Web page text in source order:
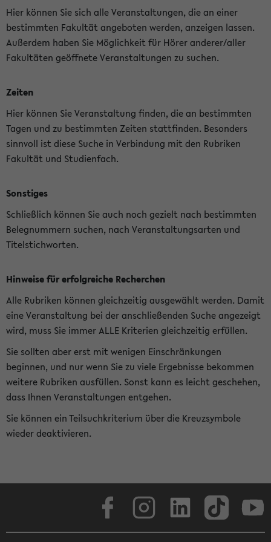
Hier können Sie sich alle Veranstaltungen, die an einer
bestimmten Fakultät angeboten werden, anzeigen lassen.
Außerdem haben Sie Möglichkeit für Hörer anderer/aller
Fakultäten geöffnete Veranstaltungen zu suchen.
Zeiten
Hier können Sie Veranstaltung finden, die an bestimmten
Tagen und zu bestimmten Zeiten stattfinden. Besonders
sinnvoll ist diese Suche in Verbindung mit den Rubriken
Fakultät und Studienfach.
Sonstiges
Schließlich können Sie auch noch gezielt nach bestimmten
Belegnummern suchen, nach Veranstaltungsarten und
Titelstichworten.
Hinweise für erfolgreiche Recherchen
Alle Rubriken können gleichzeitig ausgewählt werden. Damit
eine Veranstaltung bei der anschließenden Suche angezeigt
wird, muss Sie immer ALLE Kriterien gleichzeitig erfüllen.
Sie sollten aber erst mit wenigen Einschränkungen
beginnen, und nur wenn Sie zu viele Ergebnisse bekommen
weitere Rubriken ausfüllen. Sonst kann es leicht geschehen,
dass Ihnen Veranstaltungen entgehen.
Sie können ein Teilsuchkriterium über die Kreuzsymbole
wieder deaktivieren.